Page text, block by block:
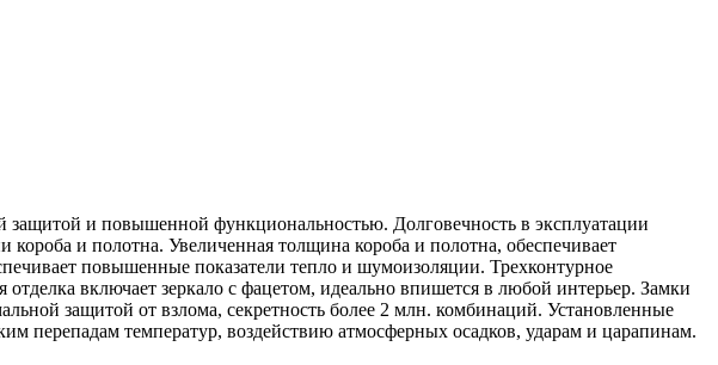
и повышенной функциональностью. Долговечность в эксплуатации
короба и полотна. Увеличенная толщина короба и полотна, обеспечивает
повышенные показатели тепло и шумоизоляции. Трехконтурное
включает зеркало с фацетом, идеально впишется в любой интерьер. Замки
защитой от взлома, секретность более 2 млн. комбинаций. Установленные
перепадам температур, воздействию атмосферных осадков, ударам и царапинам.